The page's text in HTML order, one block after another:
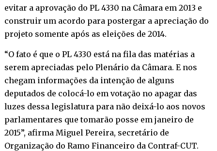
evitar a aprovação do PL 4330 na Câmara em 2013 e
construir um acordo para postergar a apreciação do
projeto somente após as eleições de 2014.
“O fato é que o PL 4330 está na fila das matérias a
serem apreciadas pelo Plenário da Câmara. E nos
chegam informações da intenção de alguns
deputados de colocá-lo em votação no apagar das
luzes dessa legislatura para não deixá-lo aos novos
parlamentares que tomarão posse em janeiro de
2015”, afirma Miguel Pereira, secretário de
Organização do Ramo Financeiro da Contraf-CUT.